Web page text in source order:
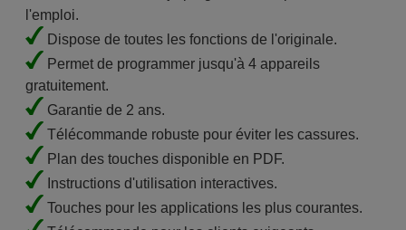
l'emploi.
Dispose de toutes les fonctions de l'originale.
Permet de programmer jusqu'à 4 appareils
gratuitement.
Garantie de 2 ans.
Télécommande robuste pour éviter les cassures.
Plan des touches disponible en PDF.
Instructions d'utilisation interactives.
Touches pour les applications les plus courantes.